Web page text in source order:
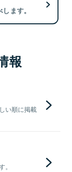
ます。
報
い順に掲載